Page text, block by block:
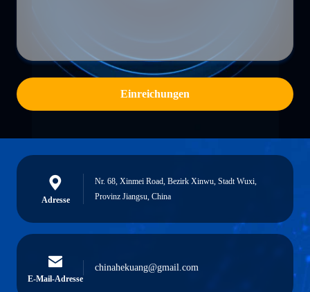
Einreichungen
Adresse
Nr. 68, Xinmei Road, Bezirk Xinwu, Stadt Wuxi,
Provinz Jiangsu, China
E-Mail-Adresse
chinahekuang@gmail.com